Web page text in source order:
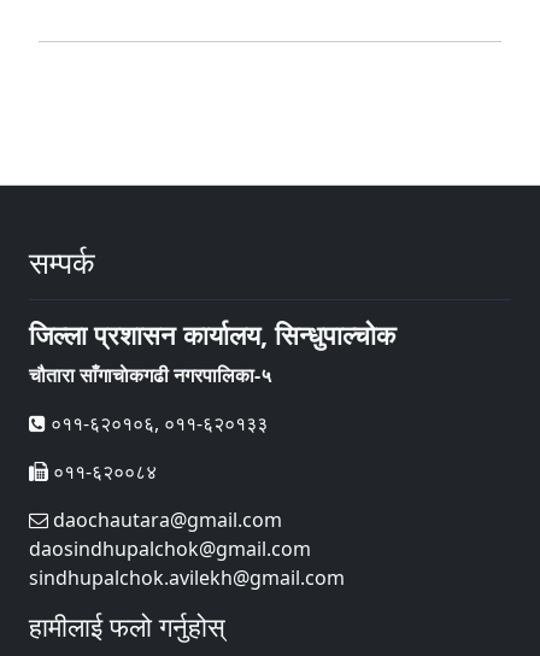
सम्पर्क
जिल्ला प्रशासन कार्यालय, सिन्धुपाल्चोक
चौतारा साँगाचाेकगढी नगरपालिका-५
०११-६२०१०६, ०११-६२०१३३
०११-६२००८४
daochautara@gmail.com
daosindhupalchok@gmail.com
sindhupalchok.avilekh@gmail.com
हामीलाई फलो गर्नुहोस्